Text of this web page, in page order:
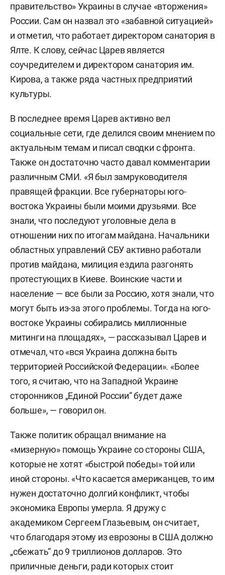
правительство» Украины в случае «вторжения»
России. Сам он назвал это «забавной ситуацией»
и отметил, что работает директором санатория в
Ялте. К слову, сейчас Царев является
соучредителем и директором санатория им.
Кирова, а также ряда частных предприятий
культуры.
В последнее время Царев активно вел
социальные сети, где делился своим мнением по
актуальным темам и писал сводки с фронта.
Также он достаточно часто давал комментарии
различным СМИ. «Я был замруководителя
правящей фракции. Все губернаторы юго-
востока Украины были моими друзьями. Все
знали, что последуют уголовные дела в
отношении них по итогам майдана. Начальники
областных управлений СБУ активно работали
против майдана, милиция ездила разгонять
протестующих в Киеве. Воинские части и
население — все были за Россию, хотя знали, что
могут быть из-за этого проблемы. Тогда на юго-
востоке Украины собирались миллионные
митинги на площадях», — рассказывал Царев и
отмечал, что «вся Украина должна быть
территорией Российской Федерации». «Более
того, я считаю, что на Западной Украине
сторонников „Единой России“ будет даже
больше», — говорил он.
Также политик обращал внимание на
«мизерную» помощь Украине со стороны США,
которые не хотят «быстрой победы» той или
иной стороны. «Что касается американцев, то им
нужен достаточно долгий конфликт, чтобы
экономика Европы умерла. Я дружу с
академиком Сергеем Глазьевым, он считает,
что благодаря этому из еврозоны в США должно
„сбежать“ до 9 триллионов долларов. Это
приличные деньги, ради которых стоит